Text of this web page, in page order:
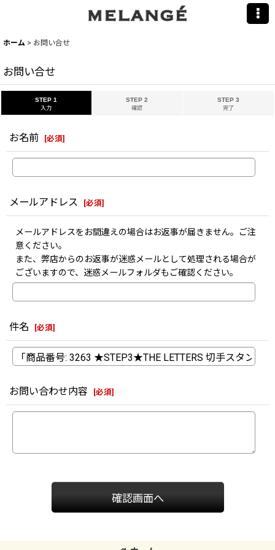
ホーム > お問い合せ
お問い合せ
STEP 1
入力
STEP 2
確認
STEP 3
完了
お名前 [必須]
メールアドレス [必須]
メールアドレスをお間違えの場合はお返事が届きません。ご注
意ください。
また、弊店からのお返事が迷惑メールとして処理される場合が
ございますので、迷惑メールフォルダもご確認ください。
件名 [必須]
お問い合わせ内容 [必須]
確認画面へ